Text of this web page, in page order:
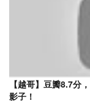
【越哥】豆瓣8.7分
影子！